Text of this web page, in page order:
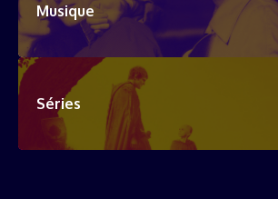
Musique
Séries